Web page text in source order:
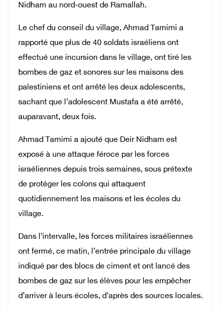
Nidham au nord-ouest de Ramallah.
Le chef du conseil du village, Ahmad Tamimi a
rapporté que plus de 40 soldats israéliens ont
effectué une incursion dans le village, ont tiré les
bombes de gaz et sonores sur les maisons des
palestiniens et ont arrêté les deux adolescents,
sachant que l’adolescent Mustafa a été arrêté,
auparavant, deux fois.
Ahmad Tamimi a ajouté que Deir Nidham est
exposé à une attaque féroce par les forces
israéliennes depuis trois semaines, sous prétexte
de protéger les colons qui attaquent
quotidiennement les maisons et les écoles du
village.
Dans l’intervalle, les forces militaires israéliennes
ont fermé, ce matin, l’entrée principale du village
indiqué par des blocs de ciment et ont lancé des
bombes de gaz sur les élèves pour les empêcher
d’arriver à leurs écoles, d‘après des sources locales.